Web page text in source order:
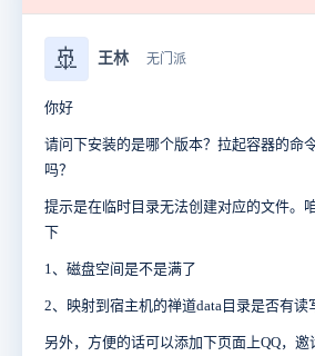
🚢 王林 无门派
你好
请问下安装的是哪个版本？拉起容器的命
吗？
提示是在临时目录无法创建对应的文件。
下
1、磁盘空间是不是满了
2、映射到宿主机的禅道data目录是否有读
另外，方便的话可以添加下页面上QQ，邀